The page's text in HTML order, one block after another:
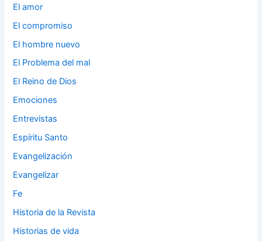
El amor
El compromiso
El hombre nuevo
El Problema del mal
El Reino de Dios
Emociones
Entrevistas
Espíritu Santo
Evangelización
Evangelizar
Fe
Historia de la Revista
Historias de vida